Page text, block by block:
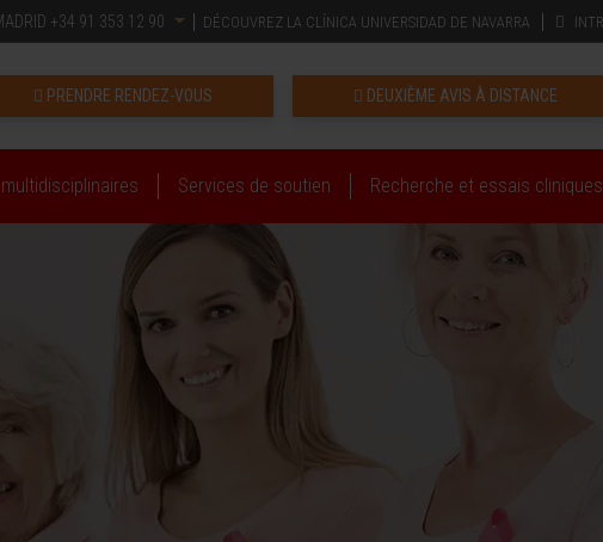
+34 91 353 12 90 DÉCOUVREZ LA CLÍNICA UNIVERSIDAD DE NAVARRA
DEUXIÈME AVIS À DISTANCE
PRENDRE RENDEZ-VOUS
Services de soutien Recherche et essais cliniques